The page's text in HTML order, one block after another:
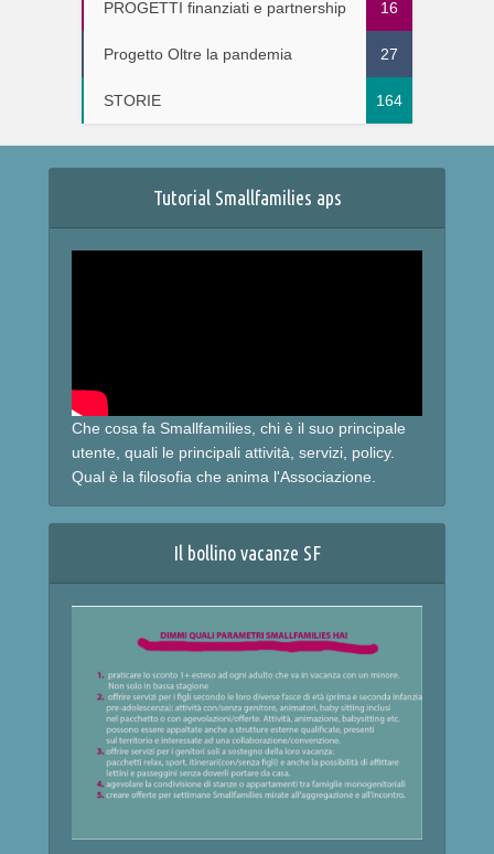
PROGETTI finanziati e partnership 16
Progetto Oltre la pandemia 27
STORIE 164
Tutorial Smallfamilies aps
Che cosa fa Smallfamilies, chi è il suo principale
utente, quali le principali attività, servizi, policy.
Qual è la filosofia che anima l'Associazione.
Il bollino vacanze SF